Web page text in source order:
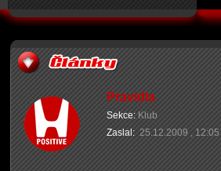
Pravidla
Sekce: Klub
Zaslal: 25.12.2009 , 12:05